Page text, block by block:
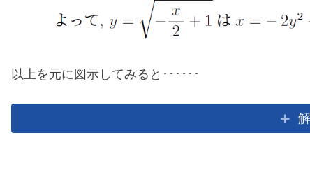
以上を元に図示してみると･･････